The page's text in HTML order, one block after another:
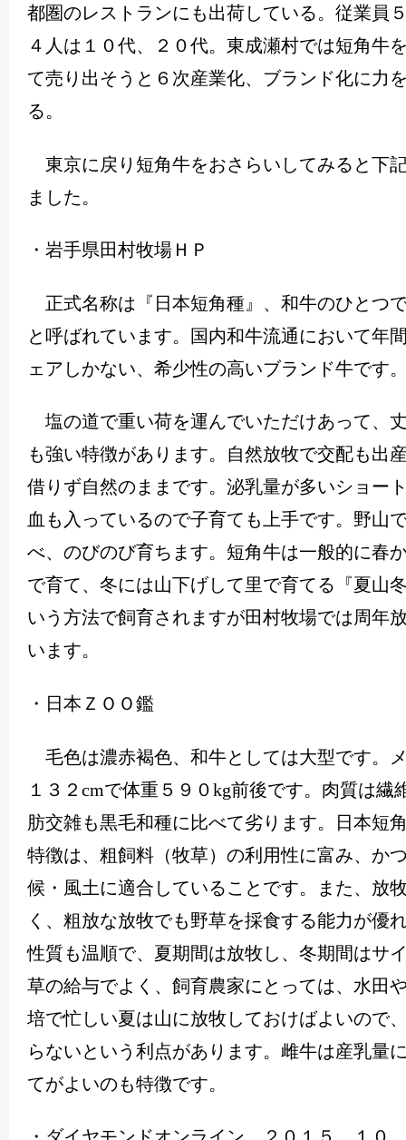
都圏のレストランにも出荷している。従業員
４人は１０代、２０代。東成瀬村では短角牛
て売り出そうと６次産業化、ブランド化に力
る。
東京に戻り短角牛をおさらいしてみると下
ました。
・岩手県田村牧場ＨＰ
正式名称は『日本短角種』、和牛のひとつ
と呼ばれています。国内和牛流通において年
ェアしかない、希少性の高いブランド牛です
塩の道で重い荷を運んでいただけあって、
も強い特徴があります。自然放牧で交配も出
借りず自然のままです。泌乳量が多いショー
血も入っているので子育ても上手です。野山
べ、のびのび育ちます。短角牛は一般的に春
で育て、冬には山下げして里で育てる『夏山
いう方法で飼育されますが田村牧場では周年
います。
・日本ＺＯＯ鑑
毛色は濃赤褐色、和牛としては大型です。
１３２ cmで体重５９０kg前後です。肉質は繊
肪交雑も黒毛和種に比べて劣ります。日本短
特徴は、粗飼料（牧草）の利用性に富み、か
候・風土に適合していることです。また、放
く、粗放な放牧でも野草を採食する能力が優
性質も温順で、夏期間は放牧し、冬期間はサ
草の給与でよく、飼育農家にとっては、水田
培で忙しい夏は山に放牧しておけばよいので
らないという利点があります。雌牛は産乳量
てがよいのも特徴です。